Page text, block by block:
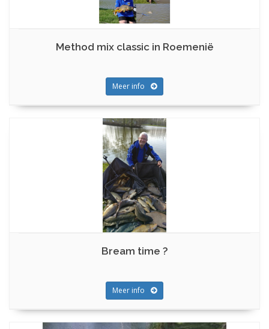
Method mix classic in Roemenië
Meer info
Bream time ?
Meer info